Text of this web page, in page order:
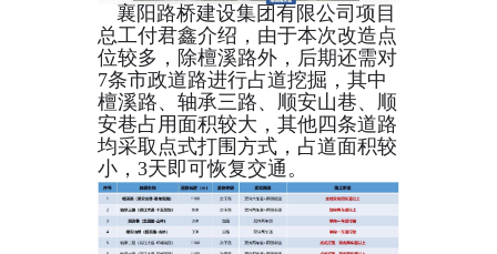
襄阳路桥建设集团有限公司项目
总工付君鑫介绍，由于本次改造点
位较多，除檀溪路外，后期还需对
7条市政道路进行占道挖掘，其中
檀溪路、轴承三路、顺安山巷、顺
安巷占用面积较大，其他四条道路
均采取点式打围方式，占道面积较
小，3天即可恢复交通。